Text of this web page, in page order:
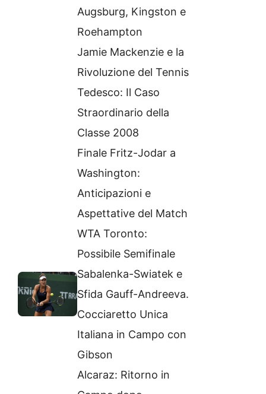
Augsburg, Kingston e
Roehampton
Jamie Mackenzie e la
Rivoluzione del Tennis
Tedesco: Il Caso
Straordinario della
Classe 2008
Finale Fritz-Jodar a
Washington:
Anticipazioni e
Aspettative del Match
WTA Toronto:
Possibile Semifinale
Sabalenka-Swiatek e
Sfida Gauff-Andreeva.
Cocciaretto Unica
Italiana in Campo con
Gibson
Alcaraz: Ritorno in